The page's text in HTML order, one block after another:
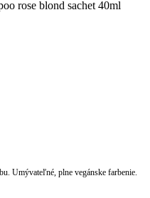
Umývateľné, plne vegánske farbenie.